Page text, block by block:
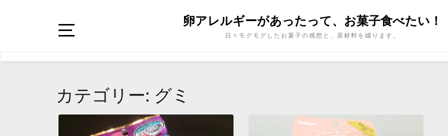
卵アレルギーがあったって、お菓子食べたい！
日々モグモグしたお菓子の感想と、原材料を綴ります。
カテゴリー: グミ